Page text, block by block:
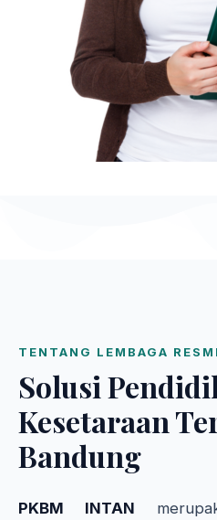
TENTANG LEMBAGA
Solusi
Kesetaraan
Bandung
PKBM INTAN